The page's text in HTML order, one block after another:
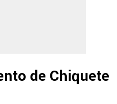
de Chiquete